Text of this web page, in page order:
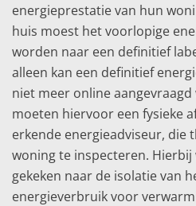
energieprestatie van hun
huis moest het voorlopige
worden naar een definitief
alleen kan een definitief
niet meer online
moeten hiervoor een fysieke
erkende energieadviseur, die
woning te inspecteren.
gekeken naar de isolatie van
energieverbruik voor